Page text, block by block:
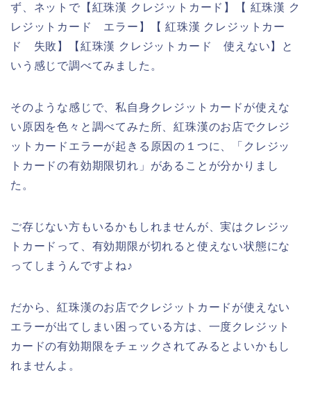
ず、ネットで【紅珠漢 クレジットカード】【 紅珠漢 ク
レジットカード エラー】【 紅珠漢 クレジットカー
ド 失敗】【紅珠漢 クレジットカード 使えない】と
いう感じで調べてみました。
そのような感じで、私自身クレジットカードが使えな
い原因を色々と調べてみた所、紅珠漢のお店でクレジ
ットカードエラーが起きる原因の１つに、「クレジッ
トカードの有効期限切れ」があることが分かりまし
た。
ご存じない方もいるかもしれませんが、実はクレジッ
トカードって、有効期限が切れると使えない状態にな
ってしまうんですよね♪
だから、紅珠漢のお店でクレジットカードが使えない
エラーが出てしまい困っている方は、一度クレジット
カードの有効期限をチェックされてみるとよいかもし
れませんよ。